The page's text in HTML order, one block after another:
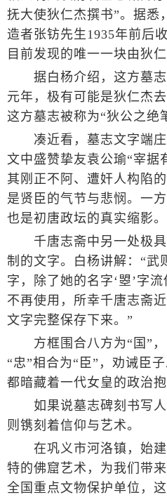
抚大使狄仁杰撰书”。据悉
造者张钫先生1935年前后
目前发现的唯一一块由狄
据白杨介绍，这方墓志
元年，极有可能是狄仁杰
这方墓志被称为“狄公之绝
凑近看，墓志文字端庄
文中盛赞挚友袁公瑜“宰据
其刚正不阿、遭奸人构陷
是贤臣的气节与悲悯。一
也是初唐政坛的真实缩影。
千唐志斋中另一处极具
制的文字。白杨讲解：“武
字，除了她的名字‘曌’字
不再使用，所幸千唐志斋
文字完整保存下来。”
方框围合八方为“国”，
“忠”相合为“臣”，劝诫臣
都暗藏着一代女皇的政治抱
如果说墓志碑刻书写人
则镌刻着信仰与艺术。
在巩义市河洛镇，始建
特的佛窟艺术，为我们带
全国重点文物保护单位，